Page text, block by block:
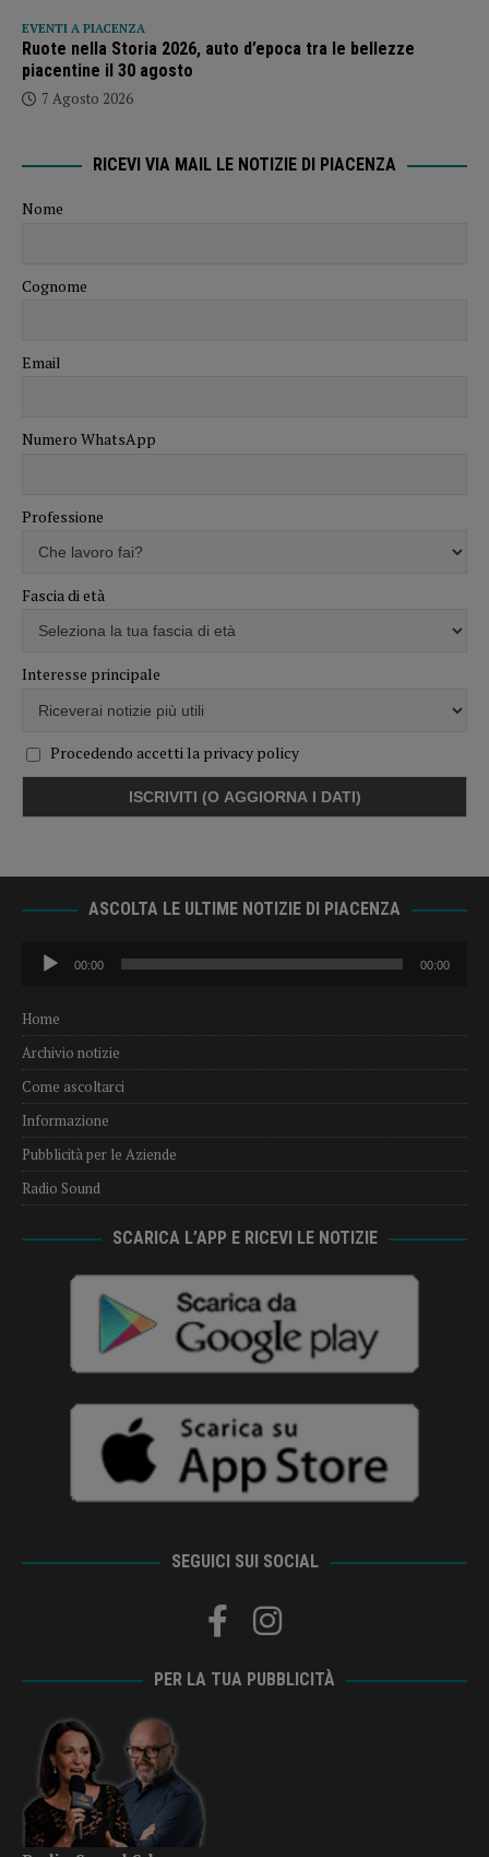
EVENTI A PIACENZA
Ruote nella Storia 2026, auto d’epoca tra le bellezze
piacentine il 30 agosto
7 Agosto 2026
RICEVI VIA MAIL LE NOTIZIE DI PIACENZA
Nome
Cognome
Email
Numero WhatsApp
Professione
Fascia di età
Interesse principale
Procedendo accetti la privacy policy
ASCOLTA LE ULTIME NOTIZIE DI PIACENZA
Audio
Player
00:00 00:00
Home
Archivio notizie
Come ascoltarci
Informazione
Pubblicità per le Aziende
Radio Sound
SCARICA L’APP E RICEVI LE NOTIZIE
SEGUICI SUI SOCIAL
PER LA TUA PUBBLICITÀ